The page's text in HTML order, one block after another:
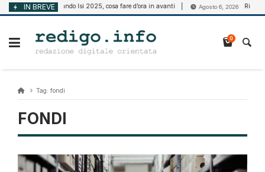
Vai
al
IN BREVE
Agosto 6, 2026 Bando Isi 2025, cosa fare d’ora in avanti Agosto 6, 2026 Riforma
0
Tag: fondi
FONDI